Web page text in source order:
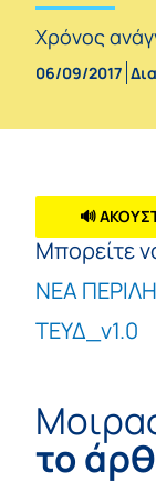
Χρόνος
06/09/2017
🔊
Μπορείτε
ΝΕΑ
ΤΕΥΔ_v1.0
το